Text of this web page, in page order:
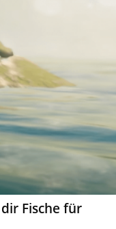
Fische für